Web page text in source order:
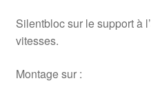
Silentbloc sur le support à
vitesses.
Montage sur :